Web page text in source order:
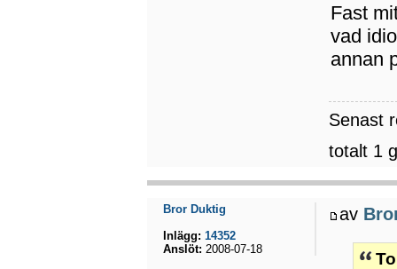
Fast
vad
annan
Senast
totalt 1
av
Bror Duktig
Inlägg: 14352
Anslöt: 2008-07-18